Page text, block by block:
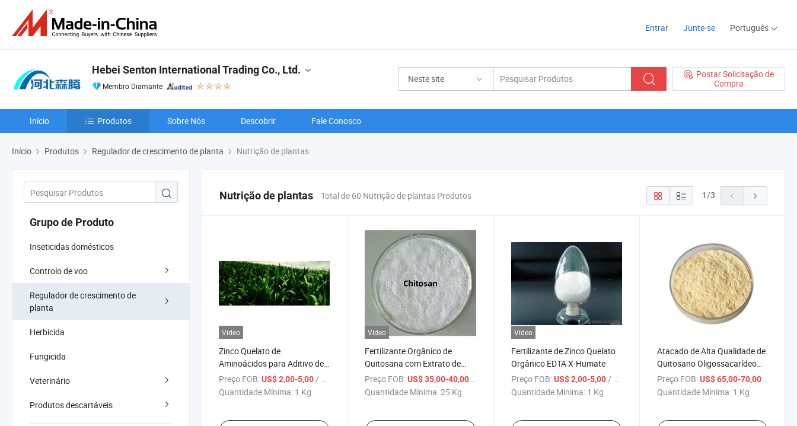
Entrar Junte-se Português
Neste site
Postar Solicitação de
Compra
Hebei Senton International Trading Co., Ltd.
Membro Diamante
Início Produtos Sobre Nós Descobrir Fale Conosco
Início Produtos Regulador de crescimento de planta Nutrição de plantas
Grupo de Produto
Inseticidas domésticos
Controlo de voo
Regulador de crescimento de
planta
Herbicida
Fungicida
Veterinário
Produtos descartáveis
Nutrição de plantas Total de 60 Nutrição de plantas Produtos 1/3
Vídeo
Zinco Quelato de
Aminoácidos para Aditivo de
Ração
Preço FOB:US$ 2,00-5,00/ Kg
Quantidade Mínima: 1 Kg
Vídeo
Fertilizante Orgânico de
Quitosana com Extrato de
Algas Marinhas
Preço FOB: US$ 35,00-40,00 / Kg
Quantidade Mínima:25 Kg
Vídeo
Fertilizante de Zinco Quelato
Orgânico EDTA X-Humate
Preço FOB: US$ 2,00-5,00/ Kg
Quantidade Mínima: 1 Kg
Atacado de Alta Qualidade de
Quitosano Oligossacarídeo
Solúvel em Água para
Agricultura
Preço FOB: US$ 65,00-70,00/ Kg
Quantidade Mínima: 1 Kg